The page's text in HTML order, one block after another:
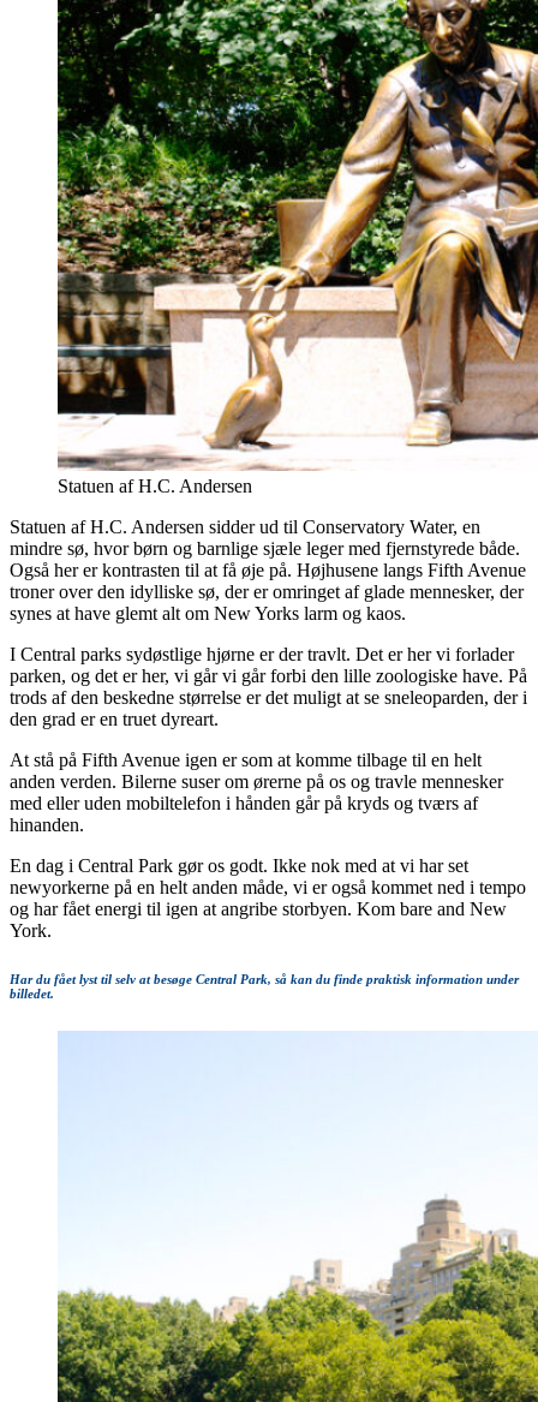
Statuen af H.C. Andersen
Statuen af H.C. Andersen sidder ud til Conservatory Water, en
mindre sø, hvor børn og barnlige sjæle leger med fjernstyrede både.
Også her er kontrasten til at få øje på. Højhusene langs Fifth Avenue
troner over den idylliske sø, der er omringet af glade mennesker, der
synes at have glemt alt om New Yorks larm og kaos.
I Central parks sydøstlige hjørne er der travlt. Det er her vi forlader
parken, og det er her, vi går vi går forbi den lille zoologiske have. På
trods af den beskedne størrelse er det muligt at se sneleoparden, der i
den grad er en truet dyreart.
At stå på Fifth Avenue igen er som at komme tilbage til en helt
anden verden. Bilerne suser om ørerne på os og travle mennesker
med eller uden mobiltelefon i hånden går på kryds og tværs af
hinanden.
En dag i Central Park gør os godt. Ikke nok med at vi har set
newyorkerne på en helt anden måde, vi er også kommet ned i tempo
og har fået energi til igen at angribe storbyen. Kom bare and New
York.
Har du fået lyst til selv at besøge Central Park, så kan du finde praktisk information under
billedet.